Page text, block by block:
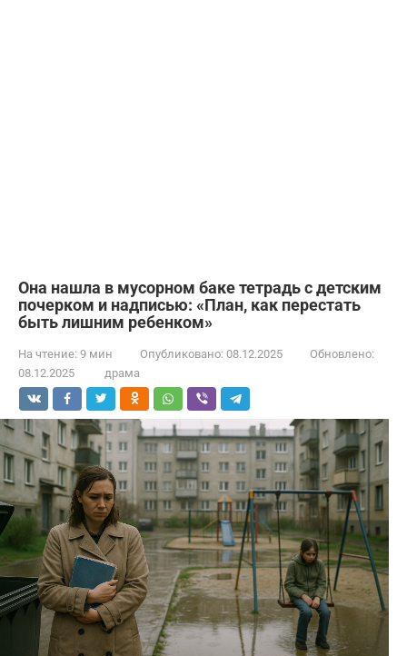
Она нашла в мусорном баке тетрадь с детским
почерком и надписью: «План, как перестать
быть лишним ребенком»
На чтение: 9 мин Опубликовано: 08.12.2025
Обновлено:
08.12.2025
драма